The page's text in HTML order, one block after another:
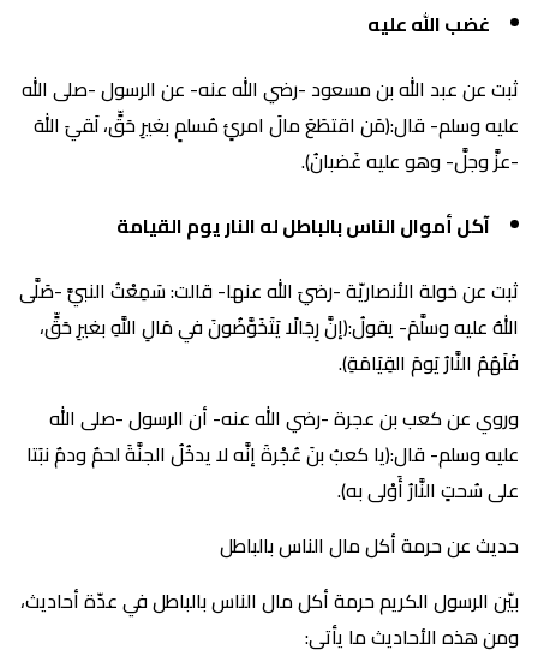
غضب الله عليه
ثبت عن عبد الله بن مسعود -رضي الله عنه- عن الرسول -صلى الله
عليه وسلم- قال:(مَن اقتطَعَ مالَ امرئٍ مُسلمٍ بغيرِ حَقٍّ، لَقيَ اللهَ
-عزَّ وجلَّ- وهو عليه غَضبانُ).
آكل أموال الناس بالباطل له النار يوم القيامة
ثبت عن خولة الأنصاريّة -رضيَ الله عنها- قالت: سَمِعْتُ النبيَّ -صَلَّى
اللهُ عليه وسلَّمَ- يقولُ:(إنَّ رِجَالًا يَتَخَوَّضُونَ في مَالِ اللَّهِ بغيرِ حَقٍّ،
فَلَهُمُ النَّارُ يَومَ القِيَامَةِ).
وروي عن كعب بن عجرة -رضي الله عنه- أن الرسول -صلى الله
عليه وسلم- قال:(يا كعبُ بنَ عُجْرةَ إنَّه لا يدخُلُ الجنَّةَ لحمٌ ودمٌ نبَتا
على سُحتٍ النَّارُ أَوْلى به).
حديث عن حرمة أكل مال الناس بالباطل
بيّن الرسول الكريم حرمة أكل مال الناس بالباطل في عدّة أحاديث،
ومن هذه الأحاديث ما يأتي: